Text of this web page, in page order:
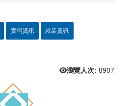
實習資訊 就業資訊
瀏覽人次: 8907